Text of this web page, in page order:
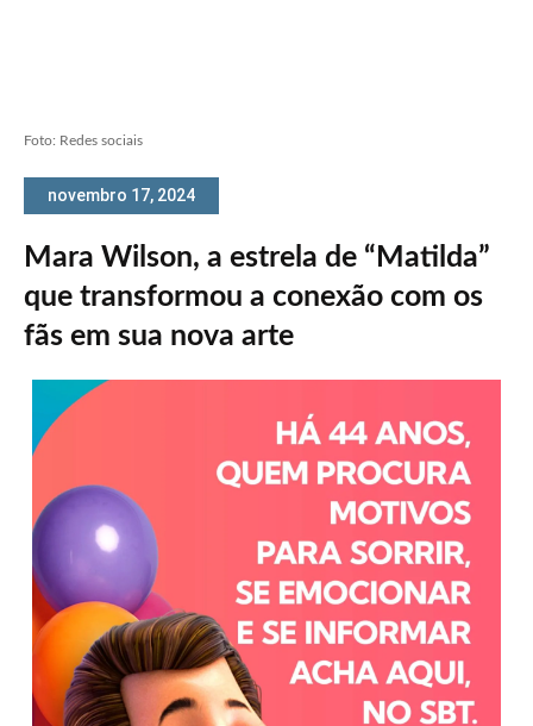
Foto: Redes sociais
novembro 17, 2024
Mara Wilson, a estrela de “Matilda”
que transformou a conexão com os
fãs em sua nova arte